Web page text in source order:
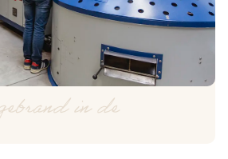
in de